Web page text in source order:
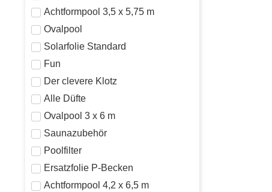
Achtformpool 3,5 x 5,75 m
Ovalpool
Solarfolie Standard
Fun
Der clevere Klotz
Alle Düfte
Ovalpool 3 x 6 m
Saunazubehör
Poolfilter
Ersatzfolie P-Becken
Achtformpool 4,2 x 6,5 m